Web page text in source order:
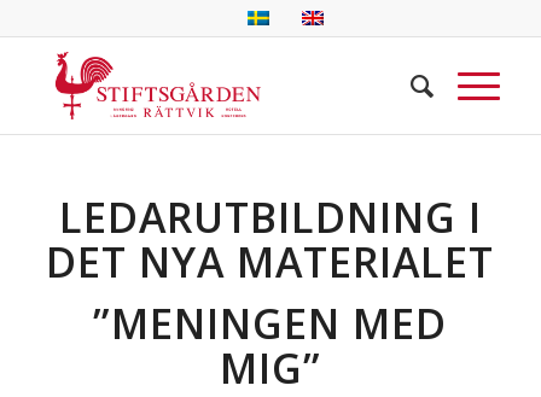
LEDARUTBILDNING I
DET NYA MATERIALET
”MENINGEN MED
MIG”